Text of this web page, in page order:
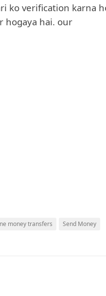
ko verification karna
hogaya hai. our
money transfers
Send Money